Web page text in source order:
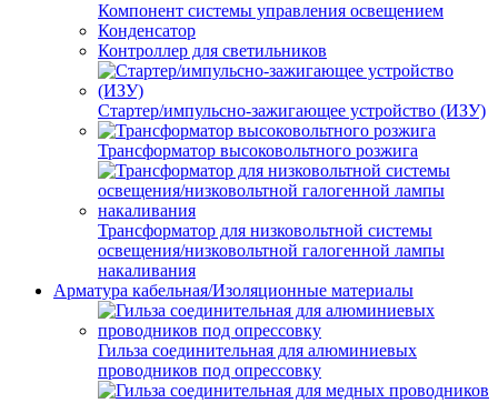
Компонент системы управления освещением
Конденсатор
Контроллер для светильников
Стартер/импульсно-зажигающее устройство (ИЗУ)
Трансформатор высоковольтного розжига
Трансформатор для низковольтной системы
освещения/низковольтной галогенной лампы
накаливания
Арматура кабельная/Изоляционные материалы
Гильза соединительная для алюминиевых
проводников под опрессовку